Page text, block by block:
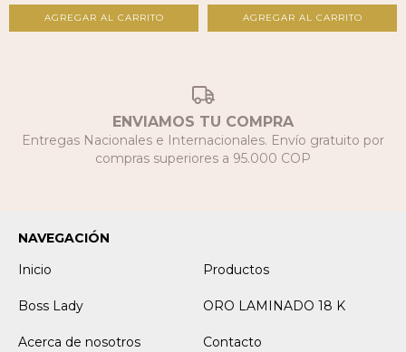
AGREGAR AL CARRITO AGREGAR AL CARRITO
ENVIAMOS TU COMPRA
Entregas Nacionales e Internacionales. Envío gratuito por
compras superiores a 95.000 COP
NAVEGACIÓN
Inicio
Productos
Boss Lady ORO LAMINADO 18 K
Acerca de nosotros Contacto